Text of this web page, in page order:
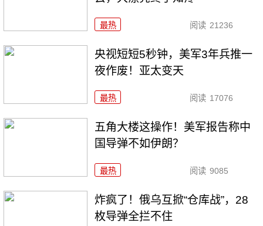
最热 阅读 21236
央视短短5秒钟，美军3年兵推一
夜作废！亚太变天
最热 阅读 17076
五角大楼这操作！美军报告称中
国导弹不如伊朗？
最热 阅读 9085
炸疯了！俄乌互掀“仓库战”，28
枚导弹全拦不住